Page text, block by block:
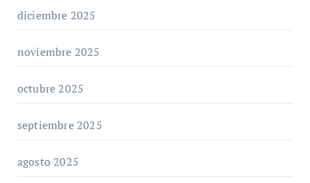
diciembre 2025
noviembre 2025
octubre 2025
septiembre 2025
agosto 2025